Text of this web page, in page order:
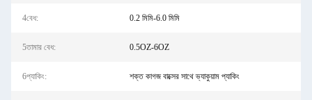
4বেধ: 0.2 মিমি-6.0 মিমি
5তামার বেধ: 0.5OZ-6OZ
6প্যাকিং: শক্ত কাগজ বাক্সের সাথে ভ্যাকুয়াম প্যাকিং